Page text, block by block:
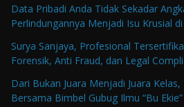
Data Pribadi Anda Tidak Sekadar
Perlindungannya Menjadi Isu Krusial
Surya Sanjaya, Profesional
Forensik, Anti Fraud, dan Legal
Dari Bukan Juara Menjadi Juara
Bersama Bimbel Gubug Ilmu “Bu Ekie”